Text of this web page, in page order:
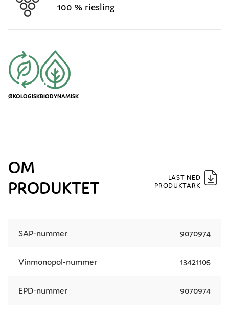
100 % riesling
ØKOLOGISKBIODYNAMISK
OM
PRODUKTET
LAST NED
PRODUKTARK
SAP-nummer 9070974
Vinmonopol-nummer 13421105
EPD-nummer 9070974